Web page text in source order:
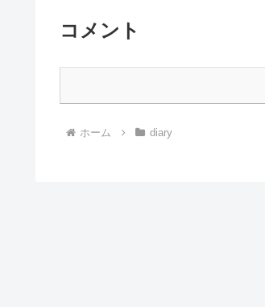
コメント
ホーム diary